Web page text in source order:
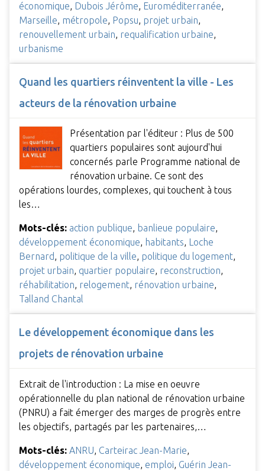
économique, Dubois Jérôme, Euroméditerranée,
Marseille, métropole, Popsu, projet urbain,
renouvellement urbain, requalification urbaine,
urbanisme
Quand les quartiers réinventent la ville - Les
acteurs de la rénovation urbaine
Présentation par l'éditeur : Plus de 500
quartiers populaires sont aujourd'hui
concernés parle Programme national de
rénovation urbaine. Ce sont des
opérations lourdes, complexes, qui touchent à tous
les…
Mots-clés: action publique, banlieue populaire,
développement économique, habitants,
Loche
Bernard, politique de la ville, politique du logement,
projet urbain, quartier populaire, reconstruction,
réhabilitation, relogement, rénovation urbaine,
Talland Chantal
Le développement économique dans les
projets de rénovation urbaine
Extrait de l'introduction : La mise en oeuvre
opérationnelle du plan national de rénovation urbaine
(PNRU) a fait émerger des marges de progrès entre
les objectifs, partagés par les partenaires,…
Mots-clés: ANRU Carteirac Jean-Marie
développement économique emploi Guérin Jean-